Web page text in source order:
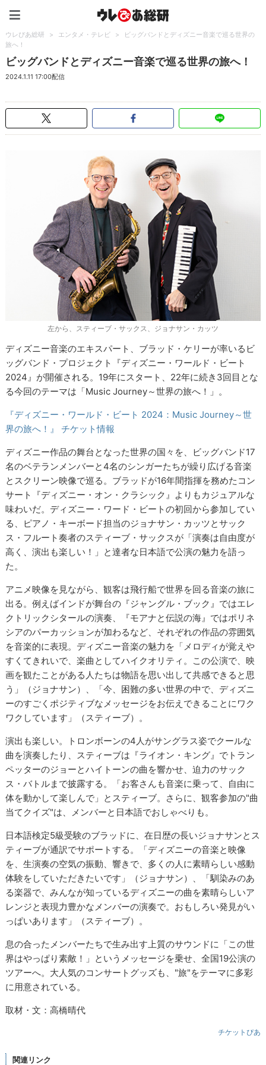
ウレぴあ総研 > エンタメ・テレビ >
ビッグバンドとディズニー音楽で巡る世界の
旅へ！
ビッグバンドとディズニー音楽で巡る世界の旅へ！
2024.1.11 17:00配信
左から、スティーブ・サックス、ジョナサン・カッツ
ディズニー音楽のエキスパート、ブラッド・ケリーが率いるビ
ッグバンド・プロジェクト『ディズニー・ワールド・ビート
2024』が開催される。19年にスタート、22年に続き3回目とな
る今回のテーマは「Music Journey～世界の旅へ！」。
『ディズニー・ワールド・ビート 2024：Music Journey～世
界の旅へ！』 チケット情報
ディズニー作品の舞台となった世界の国々を、ビッグバンド17
名のベテランメンバーと4名のシンガーたちが繰り広げる音楽
とスクリーン映像で巡る。ブラッドが16年間指揮を務めたコン
サート『ディズニー・オン・クラシック』よりもカジュアルな
味わいだ。ディズニー・ワード・ビートの初回から参加してい
る、ピアノ・キーボード担当のジョナサン・カッツとサック
ス・フルート奏者のスティーブ・サックスが「演奏は自由度が
高く、演出も楽しい！」と達者な日本語で公演の魅力を語っ
た。
アニメ映像を見ながら、観客は飛行船で世界を回る音楽の旅に
出る。例えばインドが舞台の『ジャングル・ブック』ではエレ
クトリックシタールの演奏、『モアナと伝説の海』ではポリネ
シアのパーカッションが加わるなど、それぞれの作品の雰囲気
を音楽的に表現。ディズニー音楽の魅力を「メロディが覚えや
すくてきれいで、楽曲としてハイクオリティ。この公演で、映
画を観たことがある人たちは物語を思い出して共感できると思
う」（ジョナサン）、「今、困難の多い世界の中で、ディズニ
ーのすごくポジティブなメッセージをお伝えできることにワク
ワクしています」（スティーブ）。
演出も楽しい。トロンボーンの4人がサングラス姿でクールな
曲を演奏したり、スティーブは『ライオン・キング』でトラン
ペッターのジョーとハイトーンの曲を響かせ、迫力のサック
ス・バトルまで披露する。「お客さんも音楽に乗って、自由に
体を動かして楽しんで」とスティーブ。さらに、観客参加の"曲
当てクイズ"は、メンバーと日本語でおしゃべりも。
日本語検定5級受験のブラッドに、在日歴の長いジョナサンとス
ティーブが通訳でサポートする。「ディズニーの音楽と映像
を、生演奏の空気の振動、響きで、多くの人に素晴らしい感動
体験をしていただきたいです」（ジョナサン）、「馴染みのあ
る楽器で、みんなが知っているディズニーの曲を素晴らしいア
レンジと表現力豊かなメンバーの演奏で。おもしろい発見がい
っぱいあります」（スティーブ）。
息の合ったメンバーたちで生み出す上質のサウンドに「この世
界はやっぱり素敵！」というメッセージを乗せ、全国19公演の
ツアーへ。大人気のコンサートグッズも、"旅"をテーマに多彩
に用意されている。
取材・文：高橋晴代
チケットぴあ
関連リンク